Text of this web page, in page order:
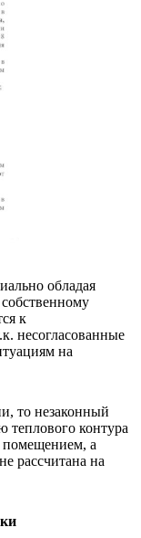
обладая
к
несогласованные
на
то незаконный
контура
помещением, а
рассчитана на